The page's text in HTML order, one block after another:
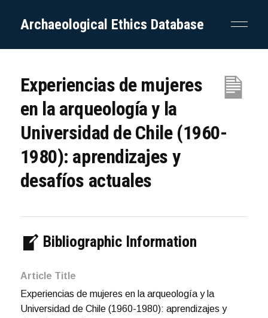
Archaeological Ethics Database
Experiencias de mujeres
en la arqueología y la
Universidad de Chile (1960-
1980): aprendizajes y
desafíos actuales
Bibliographic Information
Article Title
Experiencias de mujeres en la arqueología y la
Universidad de Chile (1960-1980): aprendizajes y